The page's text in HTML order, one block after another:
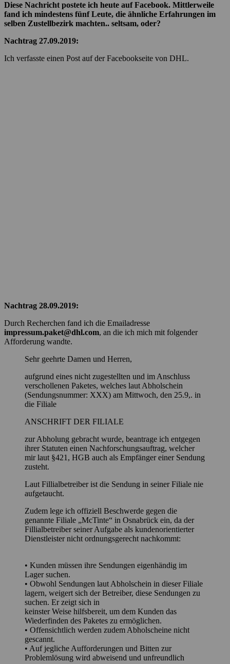
Diese Nachricht postete ich heute auf Facebook. Mittlerweile
fand ich mindestens fünf Leute, die ähnliche Erfahrungen im
selben Zustellbezirk machten.. seltsam, oder?
Nachtrag 27.09.2019:
Ich verfasste einen Post auf der Facebookseite von DHL.
Nachtrag 28.09.2019:
Durch Recherchen fand ich die Emailadresse
impressum.paket@dhl.com, an die ich mich mit folgender
Afforderung wandte.
Sehr geehrte Damen und Herren,
aufgrund eines nicht zugestellten und im Anschluss
verschollenen Paketes, welches laut Abholschein
(Sendungsnummer: XXX) am Mittwoch, den 25.9,. in
die Filiale
ANSCHRIFT DER FILIALE
zur Abholung gebracht wurde, beantrage ich entgegen
ihrer Statuten einen Nachforschungsauftrag, welcher
mir laut §421, HGB auch als Empfänger einer Sendung
zusteht.
Laut Fillialbetreiber ist die Sendung in seiner Filiale nie
aufgetaucht.
Zudem lege ich offiziell Beschwerde gegen die
genannte Filiale „McTinte“ in Osnabrück ein, da der
Fillialbetreiber seiner Aufgabe als kundenorientierter
Dienstleister nicht ordnungsgerecht nachkommt:
• Kunden müssen ihre Sendungen eigenhändig im
Lager suchen.
• Obwohl Sendungen laut Abholschein in dieser Filiale
lagern, weigert sich der Betreiber, diese Sendungen zu
suchen. Er zeigt sich in
keinster Weise hilfsbereit, um dem Kunden das
Wiederfinden des Paketes zu ermöglichen.
• Offensichtlich werden zudem Abholscheine nicht
gescannt.
• Auf jegliche Aufforderungen und Bitten zur
Problemlösung wird abweisend und unfreundlich